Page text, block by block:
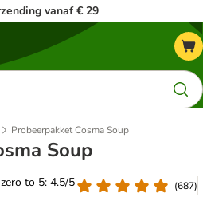
vanaf € 29
Probeerpakket Cosma Soup
Soup
to 5: 4.5/5
(687)